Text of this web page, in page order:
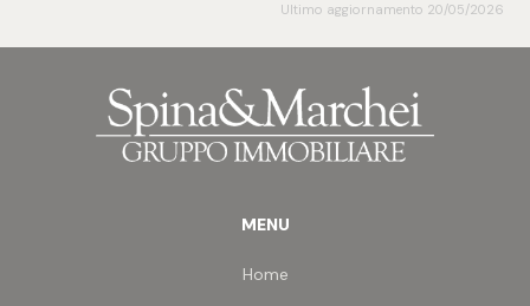
Nardone a soli 200 mt dall'isola pedonale, l'
Riepilogo dimensioni:
Ultimo aggiornamento 20/05/2026
MENU
Home